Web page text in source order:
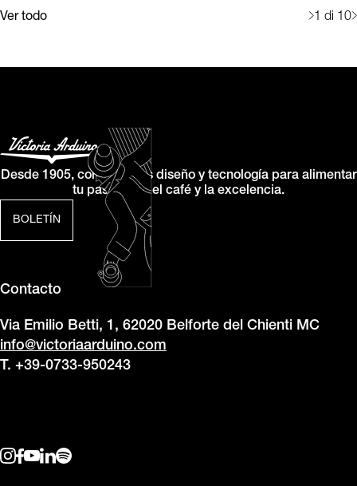
Ver todo 1 di 10
BOLETÍN
Desde 1905, combinamos diseño y tecnología para alimentar
tu pasión por el café y la excelencia.
Contacto
Via Emilio Betti, 1, 62020 Belforte del Chienti MC
info@victoriaarduino.com
T. +39-0733-950243